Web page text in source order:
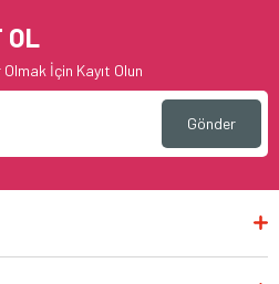
OL
İçin Kayıt Olun
Gönder